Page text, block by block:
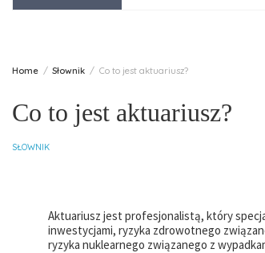
Home Słownik Co to jest aktuariusz?
Co to jest aktuariusz?
SŁOWNIK
Aktuariusz jest profesjonalistą, który
inwestycjami, ryzyka zdrowotnego
ryzyka nuklearnego związanego z